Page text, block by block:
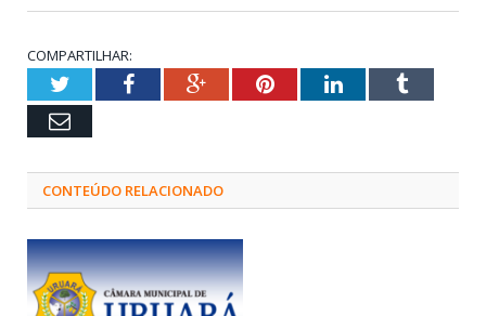
COMPARTILHAR:
TwitterFacebookGoogle+PinterestLinkedInTumblr
Email
CONTEÚDO RELACIONADO